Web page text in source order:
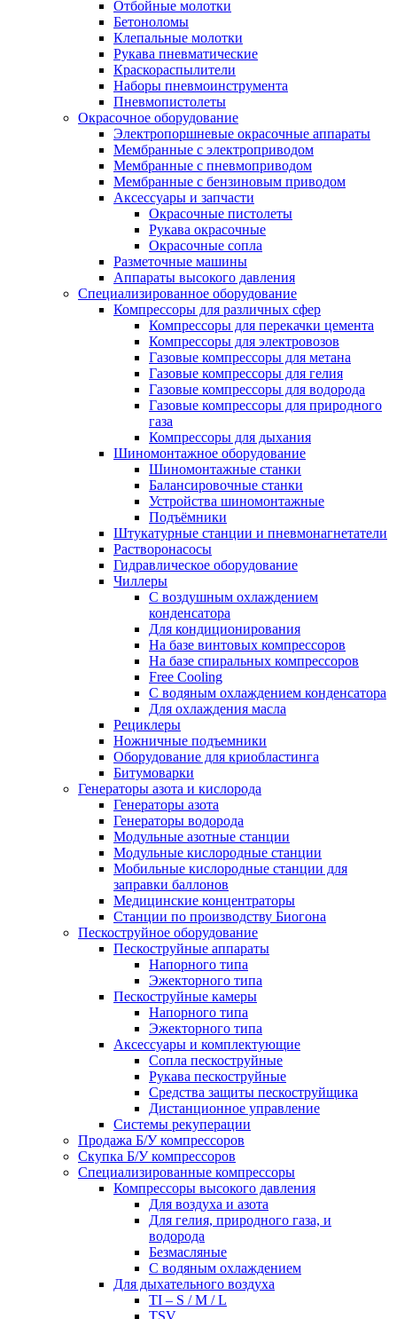
Отбойные молотки
Бетоноломы
Клепальные молотки
Рукава пневматические
Краскораспылители
Наборы пневмоинструмента
Пневмопистолеты
Окрасочное оборудование
Электропоршневые окрасочные аппараты
Мембранные с электроприводом
Мембранные с пневмоприводом
Мембранные с бензиновым приводом
Аксессуары и запчасти
Окрасочные пистолеты
Рукава окрасочные
Окрасочные сопла
Разметочные машины
Аппараты высокого давления
Специализированное оборудование
Компрессоры для различных сфер
Компрессоры для перекачки цемента
Компрессоры для электровозов
Газовые компрессоры для метана
Газовые компрессоры для гелия
Газовые компрессоры для водорода
Газовые компрессоры для природного
газа
Компрессоры для дыхания
Шиномонтажное оборудование
Шиномонтажные станки
Балансировочные станки
Устройства шиномонтажные
Подъёмники
Штукатурные станции и пневмонагнетатели
Растворонасосы
Гидравлическое оборудование
Чиллеры
С воздушным охлаждением
конденсатора
Для кондиционирования
На базе винтовых компрессоров
На базе спиральных компрессоров
Free Cooling
С водяным охлаждением конденсатора
Для охлаждения масла
Рециклеры
Ножничные подъемники
Оборудование для криобластинга
Битумоварки
Генераторы азота и кислорода
Генераторы азота
Генераторы водорода
Модульные азотные станции
Модульные кислородные станции
Мобильные кислородные станции для
заправки баллонов
Медицинские концентраторы
Станции по производству Биогона
Пескоструйное оборудование
Пескоструйные аппараты
Напорного типа
Эжекторного типа
Пескоструйные камеры
Напорного типа
Эжекторного типа
Аксессуары и комплектующие
Сопла пескоструйные
Рукава пескоструйные
Средства защиты пескоструйщика
Дистанционное управление
Системы рекуперации
Продажа Б/У компрессоров
Скупка Б/У компрессоров
Специализированные компрессоры
Компрессоры высокого давления
Для воздуха и азота
Для гелия, природного газа, и
водорода
Безмасляные
С водяным охлаждением
Для дыхательного воздуха
TI – S / M / L
TSV